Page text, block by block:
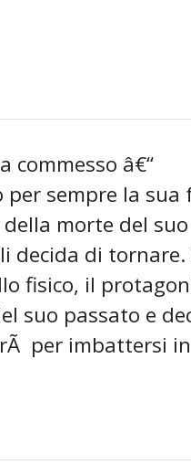
commesso â€“
sempre la sua
morte del
decida di tornare.
fisico, il
suo passato e
per imbattersi